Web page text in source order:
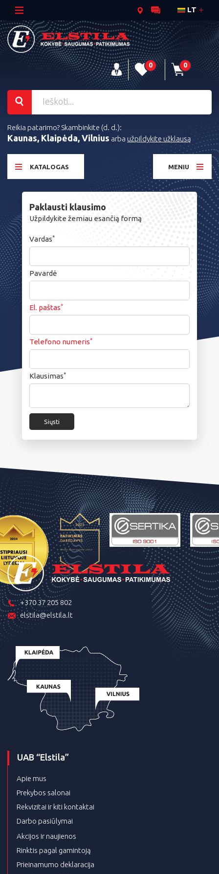
LT
0 0
Reikia patarimo? Skambinkite (d. d.):
Kaunas, Klaipėda, Vilnius arba užpildykite užklausą
KATALOGAS MENIU
Paklausti klausimo
Užpildykite žemiau esančią formą
Vardas*
Pavardė
El. paštas*
Telefono numeris*
Klausimas*
Siųsti
+370 37 205 802
elstila@elstila.lt
UAB “Elstila”
Apie mus
Prekybos salonai
Rekvizitai ir kiti kontaktai
Darbo pasiūlymai
Akcijos ir naujienos
Rinktis pagal gamintoją
Prieinamumo deklaracija